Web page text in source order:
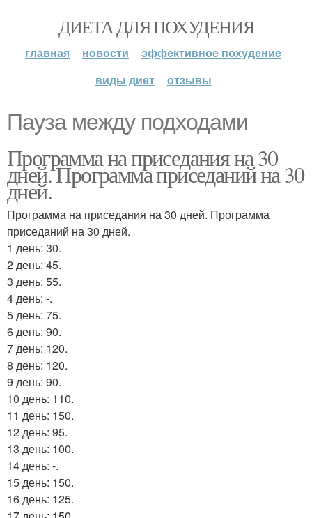
ДИЕТА ДЛЯ ПОХУДЕНИЯ
главная новости
эффективное похудение
виды диет
отзывы
Пауза между подходами
Программа на приседания на 30
дней. Программа приседаний на 30
дней.
Программа на приседания на 30 дней. Программа
приседаний на 30 дней.
1 день: 30.
2 день: 45.
3 день: 55.
4 день: -.
5 день: 75.
6 день: 90.
7 день: 120.
8 день: 120.
9 день: 90.
10 день: 110.
11 день: 150.
12 день: 95.
13 день: 100.
14 день: -.
15 день: 150.
16 день: 125.